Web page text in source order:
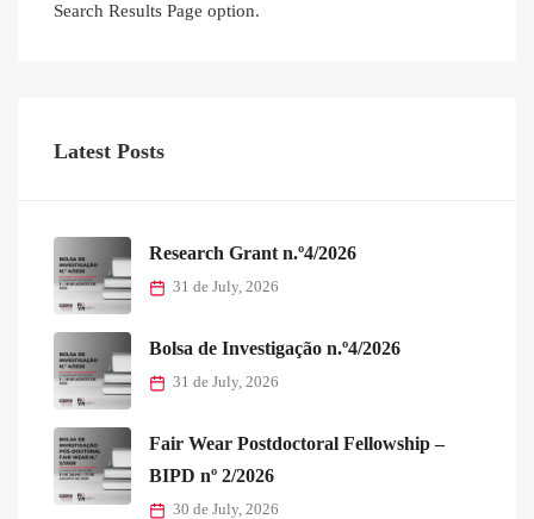
Search Results Page option.
Latest Posts
Research Grant n.º4/2026
31 de July, 2026
Bolsa de Investigação n.º4/2026
31 de July, 2026
Fair Wear Postdoctoral Fellowship –
BIPD nº 2/2026
30 de July, 2026